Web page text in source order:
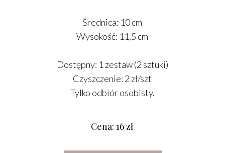
Średnica: 10 cm
Wysokość: 11,5 cm
Dostępny: 1 zestaw (2 sztuki)
Czyszczenie: 2 zł/szt
Tylko odbiór osobisty.
Cena: 16 zł